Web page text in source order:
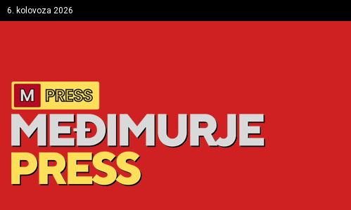
6. kolovoza 2026